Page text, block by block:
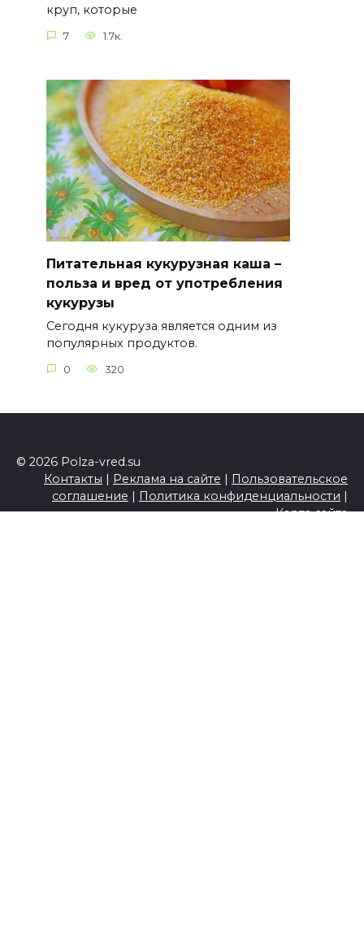
круп, которые
7 1.7к.
Питательная кукурузная каша –
польза и вред от употребления
кукурузы
Сегодня кукуруза является одним из
популярных продуктов.
0 320
© 2026 Polza-vred.su
Контакты | Реклама на сайте | Пользовательское
соглашение | Политика конфиденциальности |
Карта сайта